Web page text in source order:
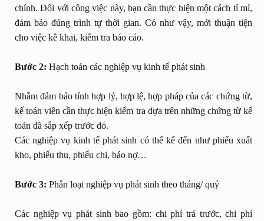
chính. Đối với công việc này, bạn cần thực hiện một cách tỉ mỉ,
đảm bảo đúng trình tự thời gian. Có như vậy, mới thuận tiện
cho việc kê khai, kiểm tra báo cáo.
Bước 2: Hạch toán các nghiệp vụ kinh tế phát sinh
Nhằm đảm bảo tính hợp lý, hợp lệ, hợp pháp của các chứng từ,
kế toán viên cần thực hiện kiểm tra dựa trên những chứng từ kế
toán đã sắp xếp trước đó.
Các nghiệp vụ kinh tế phát sinh có thể kể đến như phiếu xuất
kho, phiếu thu, phiếu chi, báo nợ…
Bước 3: Phân loại nghiệp vụ phát sinh theo tháng/ quý
Các nghiệp vụ phát sinh bao gồm: chi phí trả trước, chi phí